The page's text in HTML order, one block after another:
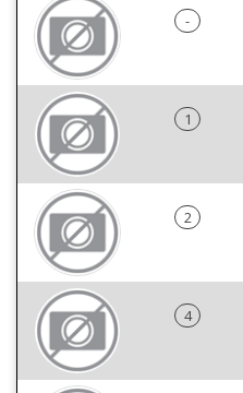
-
1
2
4